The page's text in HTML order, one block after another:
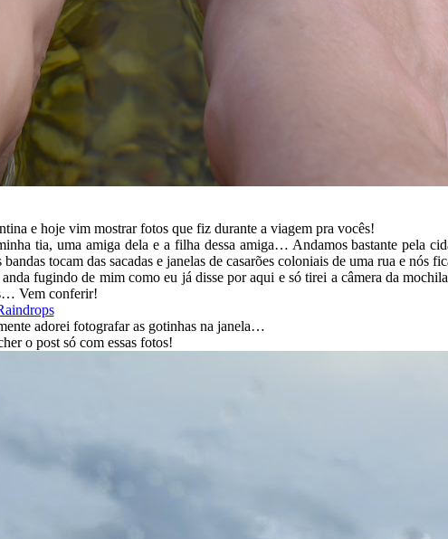
e hoje vim mostrar fotos que fiz durante a viagem pra vocês!
tia, uma amiga dela e a filha dessa amiga… Andamos bastante pela
tocam das sacadas e janelas de casarões coloniais de uma rua e
fugindo de mim como eu já disse por aqui e só tirei a câmera da
Vem conferir!
adorei fotografar as gotinhas na janela…
o post só com essas fotos!